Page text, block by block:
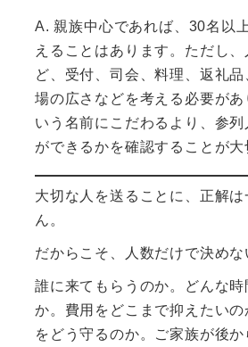
A. 親族中心であれば、30名以
えることはあります。ただし
ど、受付、司会、料理、返礼
場の広さなどを考える必要があ
いう名前にこだわるより、参
ができるかを確認することが大
大切な人を送ることに、正解
ん。
だからこそ、人数だけで決めな
誰に来てもらうのか。どんな
か。費用をどこまで抑えたい
をどう守るのか。ご家族が後